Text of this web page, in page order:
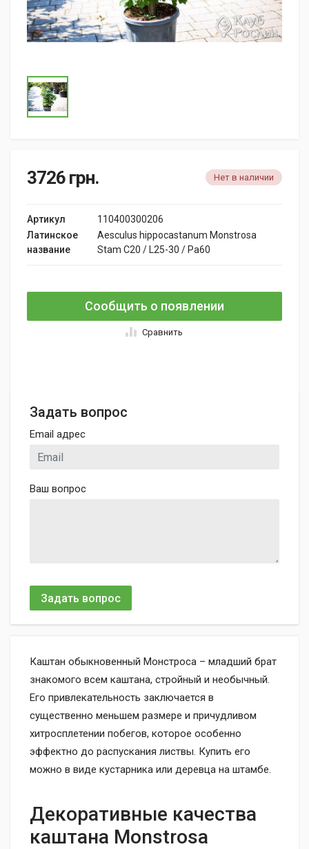
3726 грн. Нет в наличии
Артикул
110400300206
Латинское
название
Aesculus hippocastanum Monstrosa
Stam C20 / L25-30 / Pa60
Сообщить о появлении
Сравнить
Задать вопрос
Email адрес
Ваш вопрос
Задать вопрос
Каштан обыкновенный Монстроса – младший брат
знакомого всем каштана, стройный и необычный.
Его привлекательность заключается в
существенно меньшем размере и причудливом
хитросплетении побегов, которое особенно
эффектно до распускания листвы. Купить его
можно в виде кустарника или деревца на штамбе.
Декоративные качества
каштана Monstrosa